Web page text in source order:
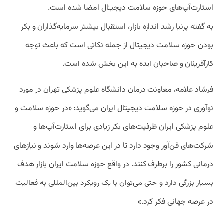
استارت‌آپ‌های حوزه سلامت دیجیتال امضا شده است.
به گفته پرنیا رشد اندازه بازار، استقبال بیشتر سرمایه‌گذاران و بکر
بودن حوزه سلامت دیجیتال از جمله نکاتی است که باعث توجه
کارآفرینان و صاحبان ایده به این بخش شده است.
فرشاد علامه، معاونت درمان دانشگاه علوم پزشکی تهران در مورد
نوآوری در حوزه سلامت دیجیتال ایران می‌گوید: «در حوزه سلامت و
علوم پزشکی ایران ظرفیت‌های بکر زیادی برای استارت‌آپ‌ها و
شرکت‌های فن‌آور وجود دارد تا در این عرصه‌ها وارد شوند و نیازهای
درمانی کشور را برطرف کنند. در واقع حوزه سلامت ایران بازار هدف
بسیار بزرگی دارد و حتی‌ می‌توان با یک رویکرد بین‌المللی به فعالیت
در عرصه جهانی فکر کرد.»